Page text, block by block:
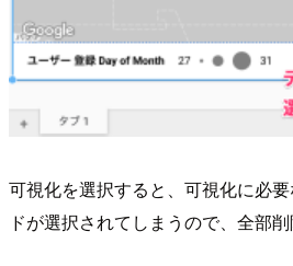
可視化を選択すると、可視化に必
ドが選択されてしまうので、全部削